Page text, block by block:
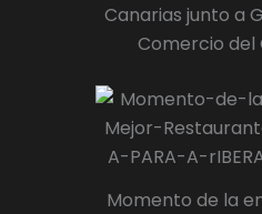
Canarias junto a
Comercio del
Momento de la